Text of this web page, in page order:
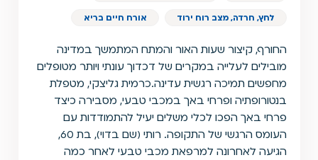
לחץ, חרדה, מצב רוח ירוד אורח חיים בריא
החורף, קיצור שעות האור והמתח המתמשך במדינה
מובילים לעלייה במקרים של דכדוך עונתי ויותר מטופלים
מחפשים תמיכה רגשית עדינה.כרמית גליצקי, מטפלת
בנטורופתיה ופרחי באך במכבי טבעי, מסבירה כיצד
פרחי באך הפכו לכלי משלים יעיל להתמודדות עם
העומס הרגשי של התקופה. רותי (שם בדוי), בת 60,
הגיעה לאחרונה למרפאת מכבי טבעי לאחר כמה